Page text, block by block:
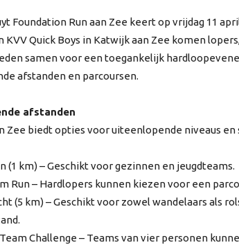
Foundation Run aan Zee keert op vrijdag 11
KVV Quick Boys in Katwijk aan Zee komen
samen voor een toegankelijk
afstanden en parcoursen.
afstanden
Zee biedt opties voor uiteenlopende niveaus en
(1 km) – Geschikt voor gezinnen en jeugdteams.
Run – Hardlopers kunnen kiezen voor een
(5 km) – Geschikt voor zowel wandelaars als
Challenge – Teams van vier personen